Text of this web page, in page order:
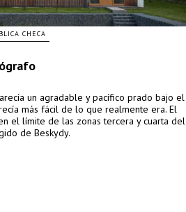
CHECA
un agradable y pacífico prado bajo el
más fácil de lo que realmente era. El
el límite de las zonas tercera y cuarta del
de Beskydy.